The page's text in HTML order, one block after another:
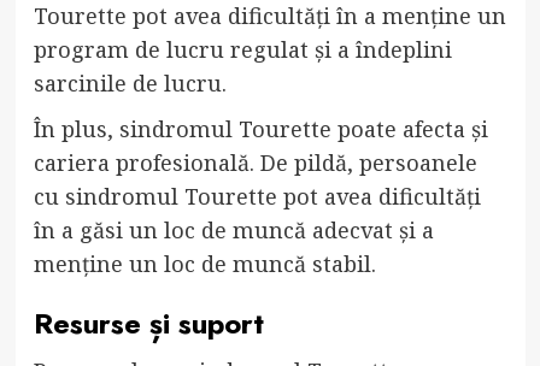
Tourette pot avea dificultăți în a menține un
program de lucru regulat și a îndeplini
sarcinile de lucru.
În plus, sindromul Tourette poate afecta și
cariera profesională. De pildă, persoanele
cu sindromul Tourette pot avea dificultăți
în a găsi un loc de muncă adecvat și a
menține un loc de muncă stabil.
Resurse și suport